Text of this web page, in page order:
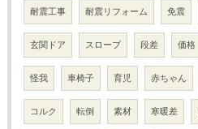
耐震工事 耐震リフォーム 免震
玄関ドア スロープ 段差 価格
怪我 車椅子 育児 赤ちゃん
コルク 転倒 素材 寒暖差